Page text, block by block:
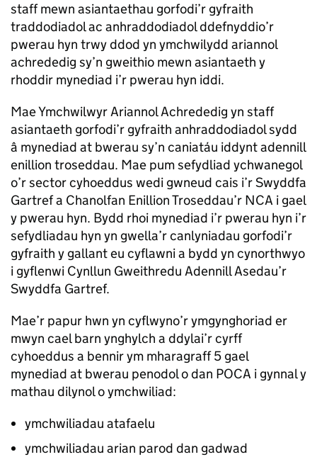
staff mewn asiantaethau gorfodi’r gyfraith
traddodiadol ac anhraddodiadol ddefnyddio’r
pwerau hyn trwy ddod yn ymchwilydd ariannol
achrededig sy’n gweithio mewn asiantaeth y
rhoddir mynediad i’r pwerau hyn iddi.
Mae Ymchwilwyr Ariannol Achrededig yn staff
asiantaeth gorfodi’r gyfraith anhraddodiadol sydd
â mynediad at bwerau sy’n caniatáu iddynt adennill
enillion troseddau. Mae pum sefydliad ychwanegol
o’r sector cyhoeddus wedi gwneud cais i’r Swyddfa
Gartref a Chanolfan Enillion Troseddau’r NCA i gael
y pwerau hyn. Bydd rhoi mynediad i’r pwerau hyn i’r
sefydliadau hyn yn gwella’r canlyniadau gorfodi’r
gyfraith y gallant eu cyflawni a bydd yn cynorthwyo
i gyflenwi Cynllun Gweithredu Adennill Asedau’r
Swyddfa Gartref.
Mae’r papur hwn yn cyflwyno’r ymgynghoriad er
mwyn cael barn ynghylch a ddylai’r cyrff
cyhoeddus a bennir ym mharagraff 5 gael
mynediad at bwerau penodol o dan POCA i gynnal y
mathau dilynol o ymchwiliad:
ymchwiliadau atafaelu
ymchwiliadau arian parod dan gadwad